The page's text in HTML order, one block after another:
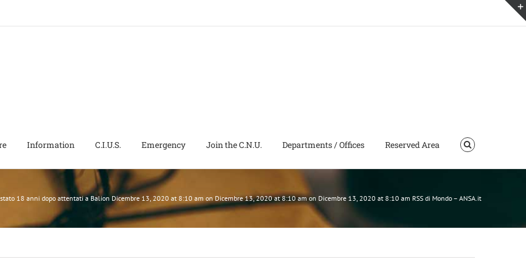
Information C.I.U.S. Emergency Join the C.N.U. Departments / Offices Reserved Area
18 anni dopo attentati a Balion Dicembre 13, 2020 at 8:10 am on Dicembre 13, 2020 at 8:10 am on Dicembre 13, 2020 at 8:10 am RSS di Mondo – ANSA.it